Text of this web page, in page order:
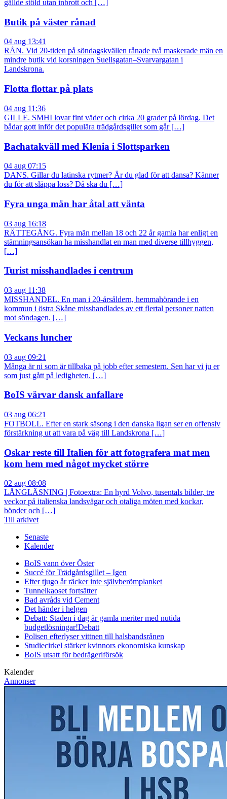
gällde stöld utan inbrott och […]
Butik på väster rånad
04 aug 13:41
RÅN. Vid 20-tiden på söndagskvällen rånade två maskerade män en
mindre butik vid korsningen Suellsgatan–Svarvargatan i
Landskrona.
Flotta flottar på plats
04 aug 11:36
GILLE. SMHI lovar fint väder och cirka 20 grader på lördag. Det
bådar gott inför det populära trädgårdsgillet som går […]
Bachatakväll med Klenia i Slottsparken
04 aug 07:15
DANS. Gillar du latinska rytmer? Är du glad för att dansa? Känner
du för att släppa loss? Då ska du […]
Fyra unga män har åtal att vänta
03 aug 16:18
RÄTTEGÅNG. Fyra män mellan 18 och 22 år gamla har enligt en
stämningsansökan ha misshandlat en man med diverse tillhyggen,
[…]
Turist misshandlades i centrum
03 aug 11:38
MISSHANDEL. En man i 20-årsåldern, hemmahörande i en
kommun i östra Skåne misshandlades av ett flertal personer natten
mot söndagen. […]
Veckans luncher
03 aug 09:21
Många är ni som är tillbaka på jobb efter semestern. Sen har vi ju er
som just gått på ledigheten. […]
BoIS värvar dansk anfallare
03 aug 06:21
FOTBOLL. Efter en stark säsong i den danska ligan ser en offensiv
förstärkning ut att vara på väg till Landskrona […]
Oskar reste till Italien för att fotografera mat men
kom hem med något mycket större
02 aug 08:08
LÅNGLÄSNING | Fotoextra: En hyrd Volvo, tusentals bilder, tre
veckor på italienska landsvägar och otaliga möten med kockar,
bönder och […]
Till arkivet
Senaste
Kalender
BoIS vann över Öster
Succé för Trädgårdsgillet – Igen
Efter tjugo år räcker inte självberömplanket
Tunnelkaoset fortsätter
Bad avråds vid Cement
Det händer i helgen
Debatt: Staden i dag är gamla meriter med nutida
budgetlösningar!Debatt
Polisen efterlyser vittnen till halsbandsrånen
Studiecirkel stärker kvinnors ekonomiska kunskap
BoIS utsatt för bedrägeriförsök
Kalender
Annonser